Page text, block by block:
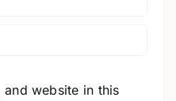
and website in this